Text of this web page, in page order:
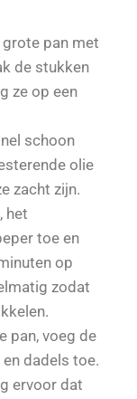
pan met
de stukken
ze op een
schoon
olie
zacht zijn.
het
toe en
op
zodat
pan, voeg de
dadels toe.
ervoor dat